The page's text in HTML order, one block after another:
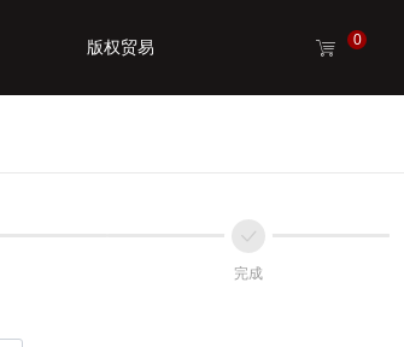
版权贸易 ꁈ 0
ꀘ
完成